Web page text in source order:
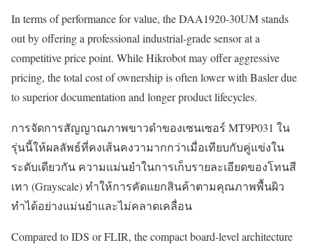
In terms of performance for value, the DAA1920-30UM stands
out by offering a professional industrial-grade sensor at a
competitive price point. While Hikrobot may offer aggressive
pricing, the total cost of ownership is often lower with Basler due
to superior documentation and longer product lifecycles.
การจัดการสัญญาณภาพขาวดำของเซนเซอร์ MT9P031 ใน
รุ่นนี้ให้ผลลัพธ์ที่คงเส้นคงวามากกว่าเมื่อเทียบกับคู่แข่งใน
ระดับเดียวกัน ความแม่นยำในการเก็บรายละเอียดของโทนสี
เทา (Grayscale) ทำให้การคัดแยกสินค้าตามคุณภาพพื้นผิว
ทำได้อย่างแม่นยำและไม่คลาดเคลื่อน
Compared to IDS or FLIR, the compact board-level architecture